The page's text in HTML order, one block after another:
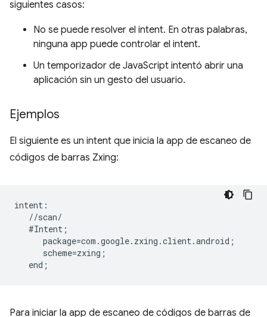
siguientes casos:
No se puede resolver el intent. En otras palabras,
ninguna app puede controlar el intent.
Un temporizador de JavaScript intentó abrir una
aplicación sin un gesto del usuario.
Ejemplos
El siguiente es un intent que inicia la app de escaneo de
códigos de barras Zxing:
intent:
   //scan/
   #Intent;
      package=com.google.zxing.client.android;
      scheme=zxing;
Para iniciar la app de escaneo de códigos de barras de